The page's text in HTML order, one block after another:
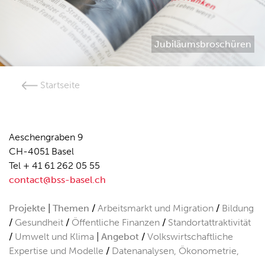
Jubiläumsbroschüren
Startseite
Aeschengraben 9
CH-4051 Basel
Tel + 41 61 262 05 55
contact@bss-basel.ch
Projekte Themen Arbeitsmarkt und Migration
Bildung
Gesundheit
Öffentliche Finanzen
Standortattraktivität
Umwelt und Klima
Angebot
Volkswirtschaftliche
Expertise und Modelle
Datenanalysen, Ökonometrie,